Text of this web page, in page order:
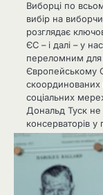
Виборці по
вибір на
розглядає
ЄС – і далі – у
переломним для
Європейському
скоординованих
соціальних
Дональд Туск не
консерваторів